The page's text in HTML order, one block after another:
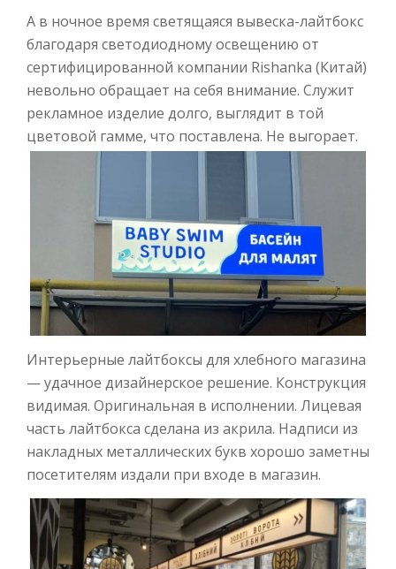
А в ночное время светящаяся вывеска-лайтбокс
благодаря светодиодному освещению от
сертифицированной компании Rishanka (Китай)
невольно обращает на себя внимание. Служит
рекламное изделие долго, выглядит в той
цветовой гамме, что поставлена. Не выгорает.
Интерьерные лайтбоксы для хлебного магазина
— удачное дизайнерское решение. Конструкция
видимая. Оригинальная в исполнении. Лицевая
часть лайтбокса сделана из акрила. Надписи из
накладных металлических букв хорошо заметны
посетителям издали при входе в магазин.